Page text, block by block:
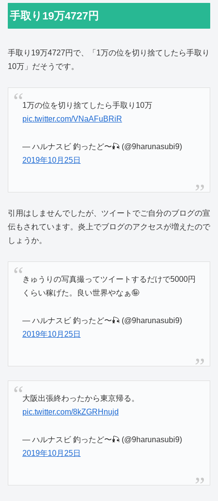
手取り19万4727円
手取り19万4727円で、「1万の位を切り捨てしたら手取り
10万」だそうです。
1万の位を切り捨てしたら手取り10万
pic.twitter.com/VNaAFuBRiR
— ハルナスビ 釣ったど〜🎣 (@9harunasubi9)
2019年10月25日
引用はしませんでしたが、ツイートでご自分のブログの宣
伝もされています。炎上でブログのアクセスが増えたので
しょうか。
きゅうりの写真撮ってツイートするだけで5000円
くらい稼げた。良い世界やなぁ🤪
— ハルナスビ 釣ったど〜🎣 (@9harunasubi9)
2019年10月25日
大阪出張終わったから東京帰る。
pic.twitter.com/8kZGRHnujd
— ハルナスビ 釣ったど〜🎣 (@9harunasubi9)
2019年10月25日